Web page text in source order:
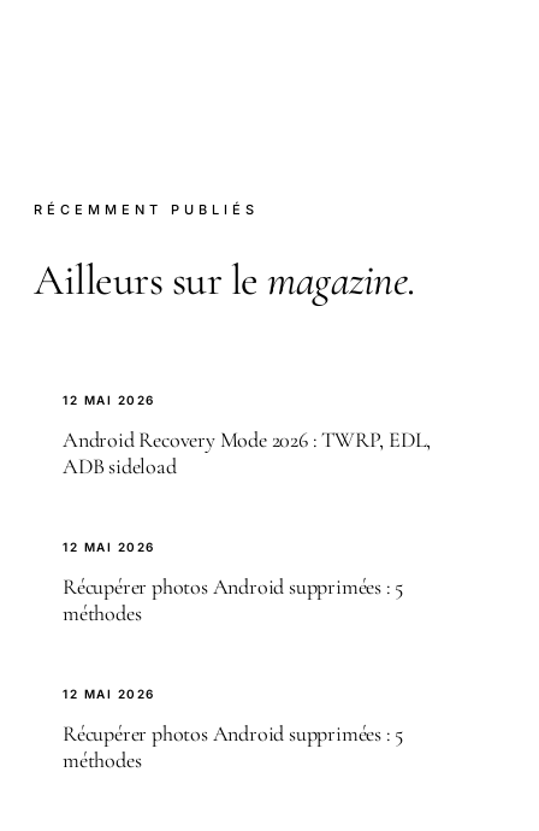
RÉCEMMENT PUBLIÉS
Ailleurs sur le magazine.
12 MAI 2026
Android Recovery Mode 2026 : TWRP, EDL,
ADB sideload
12 MAI 2026
Récupérer photos Android supprimées : 5
méthodes
12 MAI 2026
Récupérer photos Android supprimées : 5
méthodes